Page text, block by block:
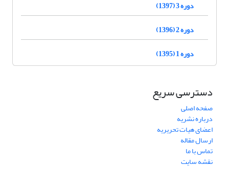
دوره 3 (1397)
دوره 2 (1396)
دوره 1 (1395)
دسترسی سریع
صفحه اصلی
درباره نشریه
اعضای هیات تحریریه
ارسال مقاله
تماس با ما
نقشه سایت